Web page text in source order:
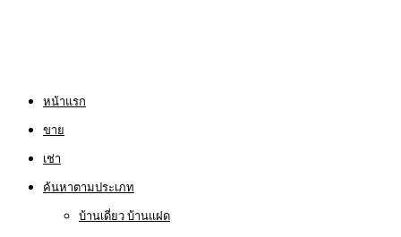
หน้าแรก
ขาย
เช่า
ค้นหาตามประเภท
บ้านเดี่ยว บ้านแฝด